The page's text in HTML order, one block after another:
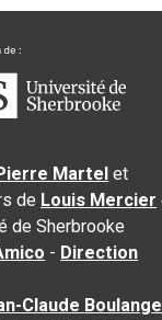
Martel et
de Louis Mercier
de Sherbrooke
- Direction
Claude